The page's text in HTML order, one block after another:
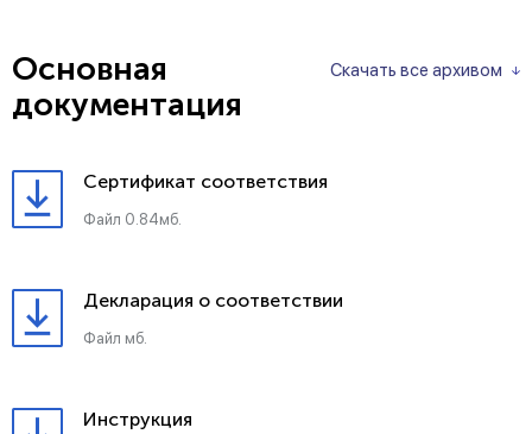
Скачать все архивом
Основная
документация
Сертификат соответствия
Файл 0.84мб.
Декларация о соответствии
Файл мб.
Инструкция